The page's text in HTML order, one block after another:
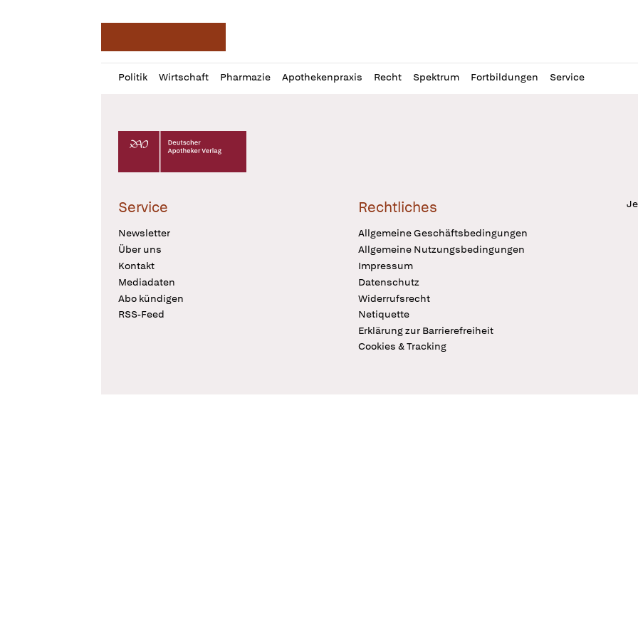
Politik Wirtschaft Pharmazie Apothekenpraxis Recht Spektrum Fortbildungen Service
Profil
öffnen
Daz
Pur
Deutscher Apotheker Verlag Logo
Service
Newsletter
Über uns
Kontakt
Mediadaten
Abo kündigen
RSS-Feed
Rechtliches
Allgemeine Geschäftsbedingungen
Allgemeine Nutzungsbedingungen
Impressum
Datenschutz
Widerrufsrecht
Netiquette
Erklärung zur Barrierefreiheit
Cookies & Tracking